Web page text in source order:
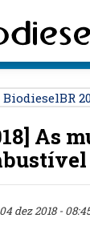
As
04 dez 2018 -